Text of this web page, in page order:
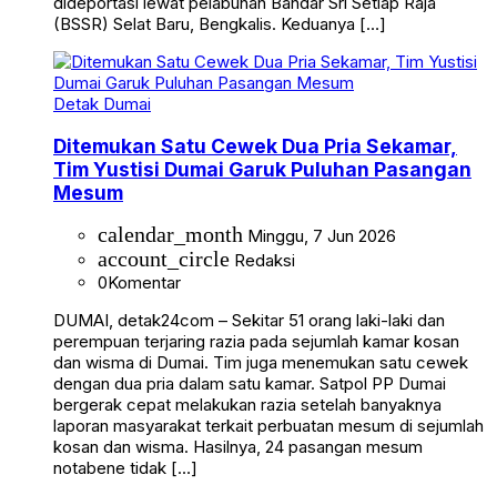
(BSSR) Selat Baru, Bengkalis. Keduanya […]
Detak Dumai
Ditemukan Satu Cewek Dua Pria Sekamar,
Tim Yustisi Dumai Garuk Puluhan Pasangan
Mesum
calendar_month Minggu, 7 Jun 2026
account_circle Redaksi
0Komentar
DUMAI, detak24com – Sekitar 51 orang laki-laki dan
perempuan terjaring razia pada sejumlah kamar kosan
dan wisma di Dumai. Tim juga menemukan satu cewek
dengan dua pria dalam satu kamar. Satpol PP Dumai
bergerak cepat melakukan razia setelah banyaknya
laporan masyarakat terkait perbuatan mesum di sejumlah
kosan dan wisma. Hasilnya, 24 pasangan mesum
notabene tidak […]